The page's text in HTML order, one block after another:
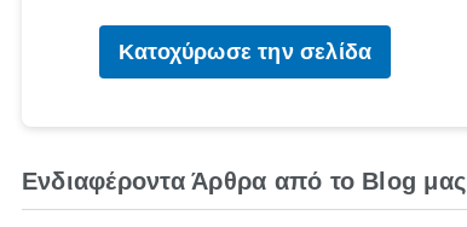
Κατοχύρωσε την σελίδα
Ενδιαφέροντα Άρθρα από το Blog μας